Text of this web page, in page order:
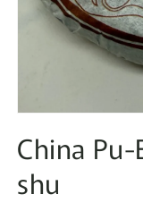
megnyitása
a
modális
párbeszédpanelen
China Pu-
shu